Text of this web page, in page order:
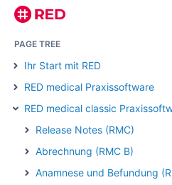
PAGE TREE
Ihr Start mit RED
RED medical Praxissoftware
RED medical classic
Release Notes (RMC)
Abrechnung (RMC B)
Anamnese und Befundung